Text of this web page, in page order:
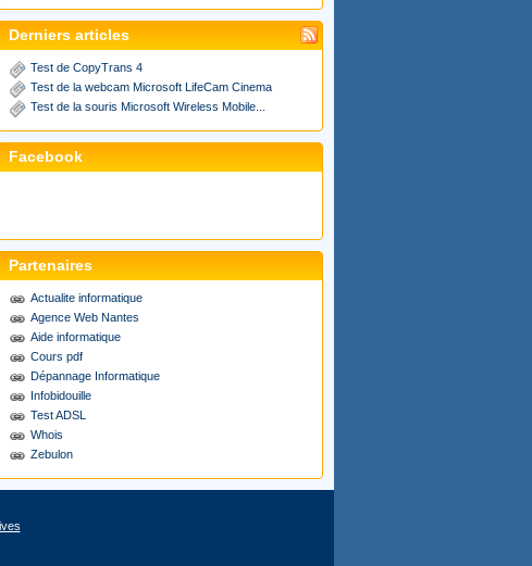
Derniers articles
Test de CopyTrans 4
Test de la webcam Microsoft LifeCam Cinema
Test de la souris Microsoft Wireless Mobile...
Facebook
Partenaires
Actualite informatique
Agence Web Nantes
Aide informatique
Cours pdf
Dépannage Informatique
Infobidouille
Test ADSL
Whois
Zebulon